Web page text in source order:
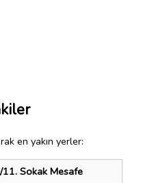
en yakın yerler:
Sokak Mesafe